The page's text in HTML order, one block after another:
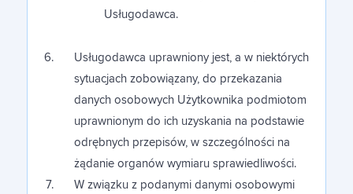
Usługodawca.
Usługodawca uprawniony jest, a w niektórych
sytuacjach zobowiązany, do przekazania
danych osobowych Użytkownika podmiotom
uprawnionym do ich uzyskania na podstawie
odrębnych przepisów, w szczególności na
żądanie organów wymiaru sprawiedliwości.
W związku z podanymi danymi osobowymi